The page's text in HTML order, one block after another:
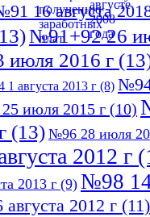
16 августа
№91+92 26
2016 г
1 августа 2013 г (8)
июля 2015 г (10)
(13) №96 28 июля
2012 г
2013 г (9) №98 14
2012 г (11)